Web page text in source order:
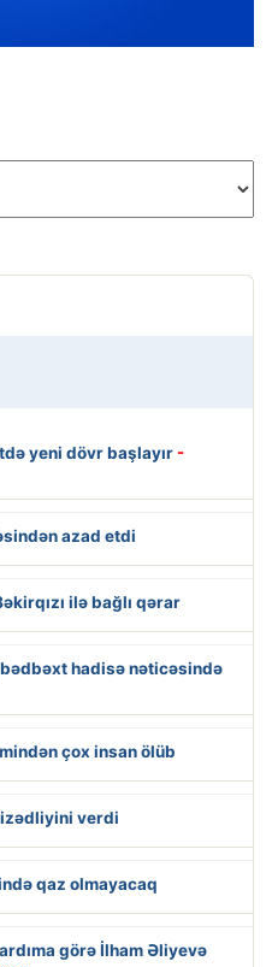
yeni dövr başlayır -
azad etdi
ilə bağlı qərar
hadisə nəticəsində
çox insan ölüb
verdi
qaz olmayacaq
görə İlham Əliyevə